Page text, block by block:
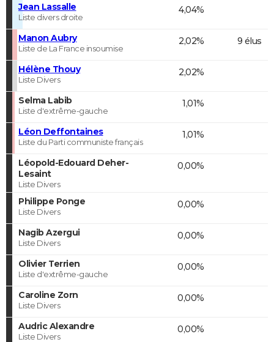
Jean Lassalle
Liste divers droite
4,04%
Manon Aubry
Liste de La France insoumise
2,02% 9 élus
Hélène Thouy
Liste Divers
2,02%
Selma Labib
Liste d'extrême-gauche
1,01%
Léon Deffontaines
Liste du Parti communiste français
1,01%
Léopold-Edouard Deher-
Lesaint
Liste Divers
0,00%
Philippe Ponge
Liste Divers
0,00%
Nagib Azergui
Liste Divers
0,00%
Olivier Terrien
Liste d'extrême-gauche
0,00%
Caroline Zorn
Liste Divers
0,00%
Audric Alexandre
Liste Divers
0,00%